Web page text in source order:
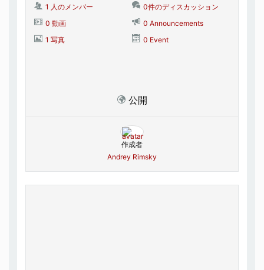
1 人のメンバー
0件のディスカッション
0 動画
0 Announcements
1 写真
0 Event
公開
作成者
Andrey Rimsky